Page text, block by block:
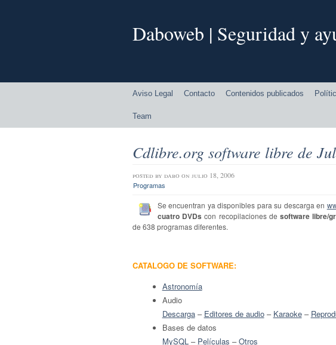
Daboweb | Seguridad y
Aviso Legal Contacto Contenidos publicados
Team
Cdlibre.org software libre de
posted by dabo on julio 18, 2006
Programas
Se encuentran ya disponibles para su descarga en
cuatro DVDs con recopilaciones de software libre/
de 638 programas diferentes.
CATALOGO DE SOFTWARE:
Astronomía
Audio
Descarga– Editores de audio– Karaoke–
Bases de datos
MySQL– Películas –Otros